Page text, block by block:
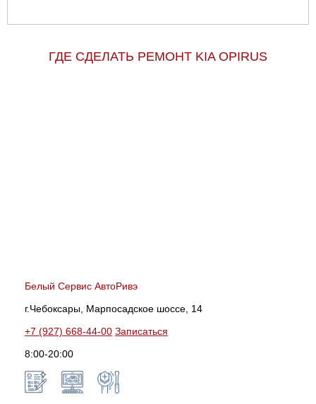
ГДЕ СДЕЛАТЬ РЕМОНТ KIA OPIRUS
Белый Сервис АвтоРивэ
г.Чебоксары, Марпосадское шоссе, 14
+7 (927) 668-44-00 Записаться
8:00-20:00